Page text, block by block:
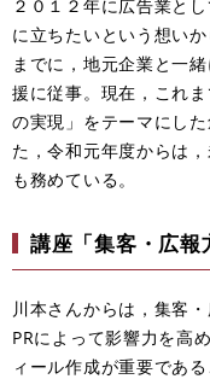
２０１２年に広告業と
に立ちたいという想い
までに，地元企業と一
援に従事。現在，これ
の実現」をテーマにし
た，令和元年度からは
も務めている。
講座「集客・広報
川本さんからは，集客
PRによって影響力を高
ィール作成が重要であ